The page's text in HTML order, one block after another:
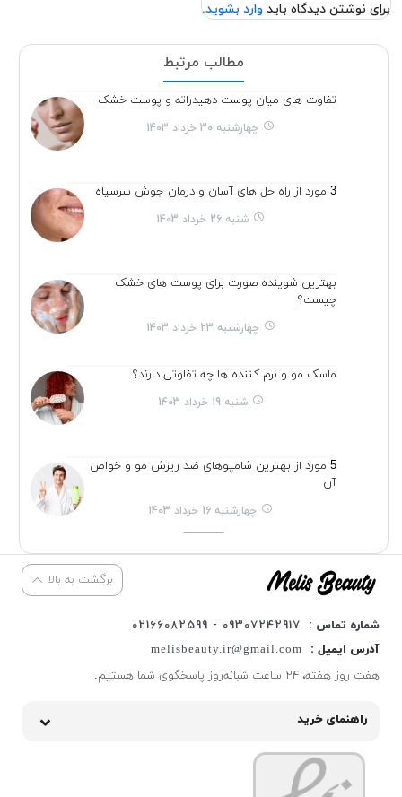
برای نوشتن دیدگاه باید وارد بشوید.
مطالب مرتبط
تفاوت های میان پوست دهیدراته و پوست خشک
چهارشنبه 30 خرداد 1403
3 مورد از راه حل های آسان و درمان جوش سرسیاه
شنبه 26 خرداد 1403
بهترین شوینده صورت برای پوست های خشک
چیست؟
چهارشنبه 23 خرداد 1403
ماسک مو و نرم کننده ها چه تفاوتی دارند؟
شنبه 19 خرداد 1403
5 مورد از بهترین شامپوهای ضد ریزش مو و خواص
آن
چهارشنبه 16 خرداد 1403
برگشت به بالا
شماره تماس :
09307242917 - 02166082599
آدرس ایمیل :
melisbeauty.ir@gmail.com
هفت روز هفته، ۲۴ ساعت شبانه‌روز پاسخگوی شما هستیم.
راهنمای خرید